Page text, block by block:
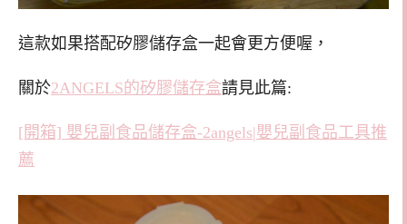
這款如果搭配矽膠儲存盒一起會更方便喔，
關於2ANGELS的矽膠儲存盒請見此篇:
[開箱] 嬰兒副食品儲存盒-2angels|嬰兒副食品工具推
薦